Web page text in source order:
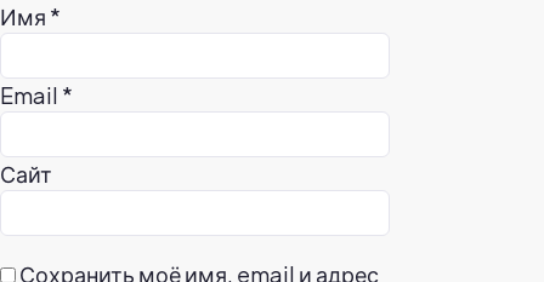
Имя *
Email *
Сайт
Сохранить моё имя, email и адрес